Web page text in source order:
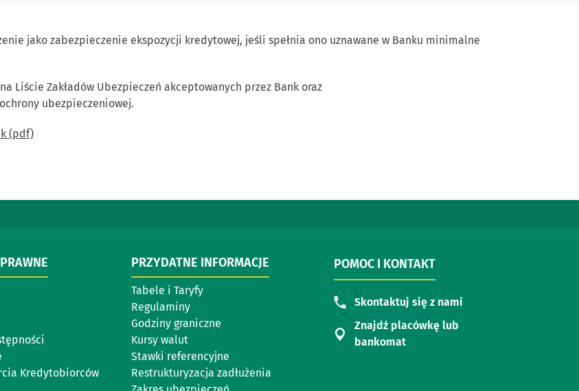
jako zabezpieczenie ekspozycji kredytowej, jeśli spełnia ono uznawane w Banku minimalne
Liście Zakładów Ubezpieczeń akceptowanych przez Bank oraz
ubezpieczeniowej.
(pdf)
Kredytobiorców
PRZYDATNE INFORMACJE
Tabele i Taryfy
Regulaminy
Godziny graniczne
Kursy walut
Stawki referencyjne
Restrukturyzacja zadłużenia
POMOC I KONTAKT
Skontaktuj się z nami
Znajdź placówkę lub
bankomat